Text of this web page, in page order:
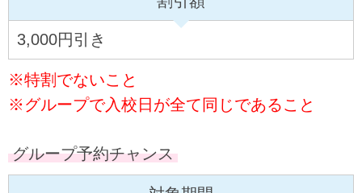
3,000円引き
※特割でないこと
※グループで入校日が全て同じであること
グループ予約チャンス